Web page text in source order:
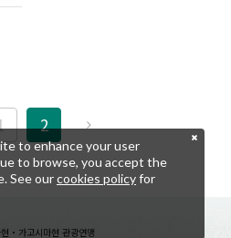
2
・가고시마현 관광연맹
to enhance your user
to browse, you accept the
See ourcookies policyfor